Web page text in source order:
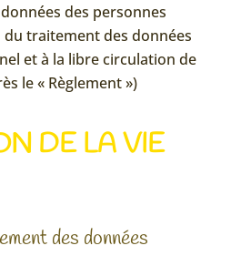
des personnes
du traitement des données
et à la libre circulation de
le « Règlement »)
DE LA VIE
des données